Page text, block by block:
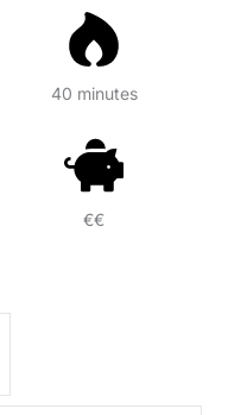
40 minutes
€€